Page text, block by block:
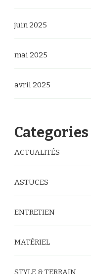
juin 2025
mai 2025
avril 2025
Categories
ACTUALITÉS
ASTUCES
ENTRETIEN
MATÉRIEL
STYLE & TERRAIN